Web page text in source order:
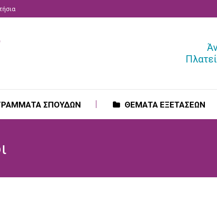
ΣΠΟΥΔΩΝ ΘΕΜΑΤΑ ΕΞΕΤΑΣΕΩΝ
ΣΠΟΥΔΩΝ ΘΕΜΑΤΑ ΕΞΕΤΑΣΕΩΝ